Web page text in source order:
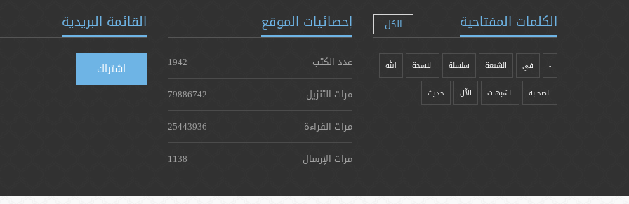
الكلمات المفتاحية الكل
- في الشيعة سلسلة النسخة الله
الصحابة الشبهات الآل حدیث
إحصائيات الموقع
عدد الكتب
1942
مرات التنزيل
79886742
مرات القراءة
25443936
مرات الإرسال
1138
القائمة البريدية
اشتراك